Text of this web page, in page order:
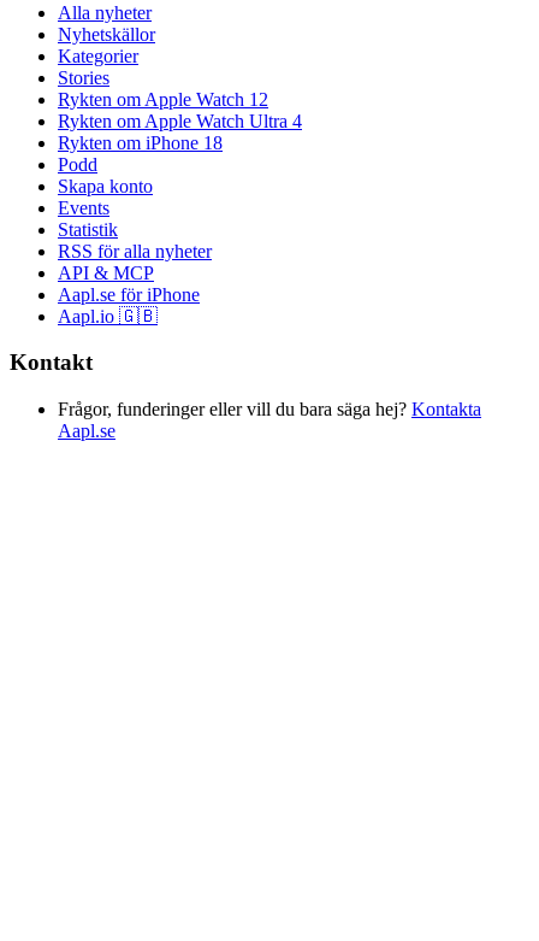
Alla nyheter
Nyhetskällor
Kategorier
Stories
Rykten om Apple Watch 12
Rykten om Apple Watch Ultra 4
Rykten om iPhone 18
Podd
Skapa konto
Events
Statistik
RSS för alla nyheter
API & MCP
Aapl.se för iPhone
Aapl.io 🇬🇧
Kontakt
Frågor, funderinger eller vill du bara säga hej? Kontakta
Aapl.se